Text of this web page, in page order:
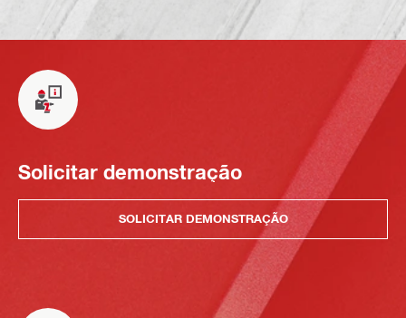
Solicitar demonstração
SOLICITAR DEMONSTRAÇÃO